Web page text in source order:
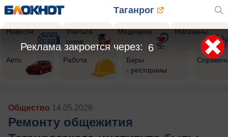
Таганрог
Новости
Учиться
готов
Медицина Магазины
Авто Работа
Бары
- рестораны
Общество 14.05.2026
Ремонту общежития
5
Реклама закроется через: